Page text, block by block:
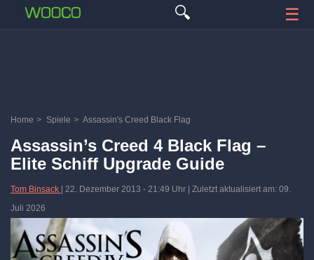
🔍 ☰
Home > Spiele > Assassin's Creed Black Flag
Assassin’s Creed 4 Black Flag –
Elite Schiff Upgrade Guide
Tom Binsack 22. Dezember 2013 - 21:49 Uhr | Zuletzt aktualisiert am: 09.
Juli 2026